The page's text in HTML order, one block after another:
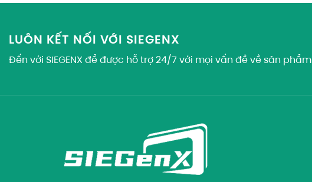
LUÔN KẾT NỐI VỚI SIEGENX
Đến với SIEGENX để được hỗ trợ 24/7 với mọi vấn đề về sản phẩm